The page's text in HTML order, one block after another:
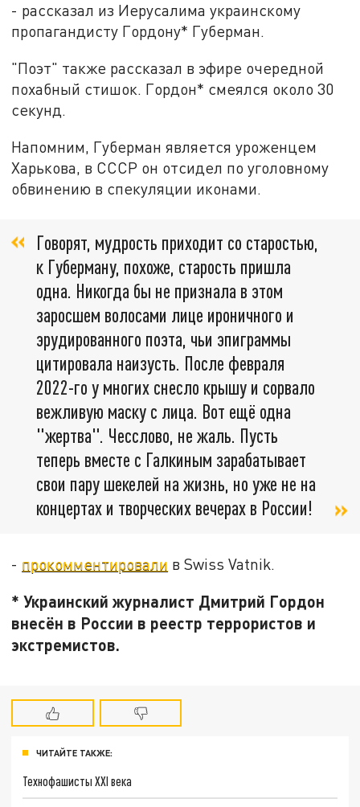
- рассказал из Иерусалима украинскому
пропагандисту Гордону* Губерман.
"Поэт" также рассказал в эфире очередной
похабный стишок. Гордон* смеялся около 30
секунд.
Напомним, Губерман является уроженцем
Харькова, в СССР он отсидел по уголовному
обвинению в спекуляции иконами.
Говорят, мудрость приходит со старостью,
к Губерману, похоже, старость пришла
одна. Никогда бы не признала в этом
заросшем волосами лице ироничного и
эрудированного поэта, чьи эпиграммы
цитировала наизусть. После февраля
2022-го у многих снесло крышу и сорвало
вежливую маску с лица. Вот ещё одна
"жертва". Чесслово, не жаль. Пусть
теперь вместе с Галкиным зарабатывает
свои пару шекелей на жизнь, но уже не на
концертах и творческих вечерах в России!
- прокомментировали в Swiss Vatnik.
* Украинский журналист Дмитрий Гордон
внесён в России в реестр террористов и
экстремистов.
ЧИТАЙТЕ ТАКЖЕ:
Технофашисты XXI века